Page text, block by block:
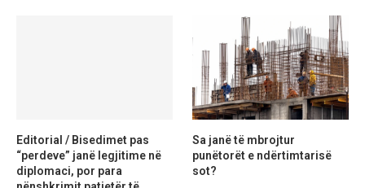
Editorial / Bisedimet pas
“perdeve” janë legjitime në
diplomaci, por para
Sa janë të mbrojtur
punëtorët e ndërtimtarisë
sot?